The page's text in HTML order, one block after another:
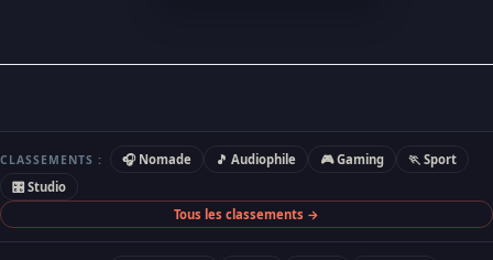
CLASSEMENTS : 🎧 Nomade 🎵 Audiophile 🎮 Gaming
🏃 Sport
🎛 Studio
Tous les classements →